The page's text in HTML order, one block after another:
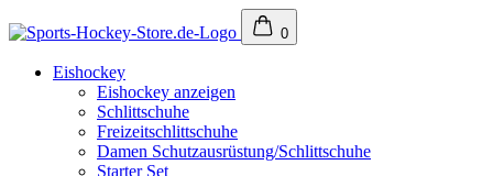
0
Eishockey
Eishockey anzeigen
Schlittschuhe
Freizeitschlittschuhe
Damen Schutzausrüstung/Schlittschuhe
Starter Set